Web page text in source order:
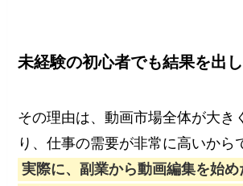
未経験の初心者でも結果を出
その理由は、動画市場全体が大き
り、仕事の需要が非常に高いから
実際に、副業から動画編集を始め